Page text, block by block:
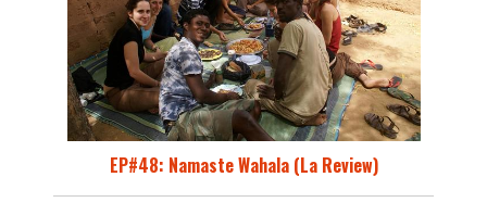
EP#48: Namaste Wahala (La Review)